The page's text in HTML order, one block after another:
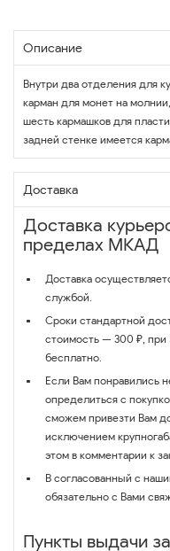
Описание
Внутри два отделения для
карман для монет на
шесть кармашков для
задней стенке имеется
Доставка
Доставка
пределах МКАД
Доставка
службой.
Сроки стандартной
стоимость — 300 ₽, при
бесплатно.
Если Вам понравились
определиться с
сможем привезти Вам
исключением
этом в комментарии к
В согласованный с
обязательно с Вами
Пункты выдачи